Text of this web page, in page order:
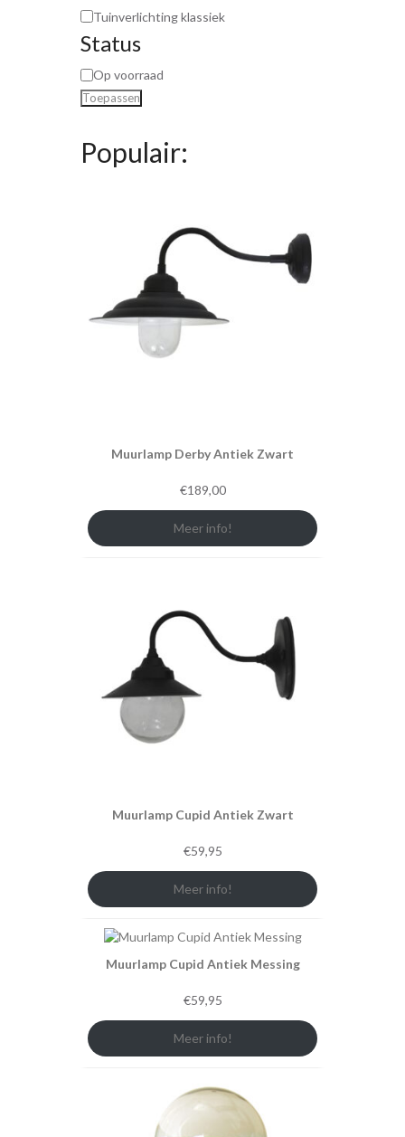
Tuinverlichting klassiek
Status
Op voorraad
Toepassen
Populair:
Muurlamp Derby Antiek Zwart
€189,00
Meer info!
Muurlamp Cupid Antiek Zwart
€59,95
Meer info!
Muurlamp Cupid Antiek Messing
€59,95
Meer info!